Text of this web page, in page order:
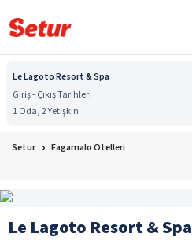
Le Lagoto Resort & Spa
Giriş - Çıkış Tarihleri
1 Oda, 2 Yetişkin
Setur Fagamalo Otelleri
Le Lagoto Resort & Spa